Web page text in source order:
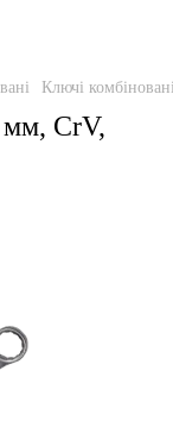
Ключі
CrV,